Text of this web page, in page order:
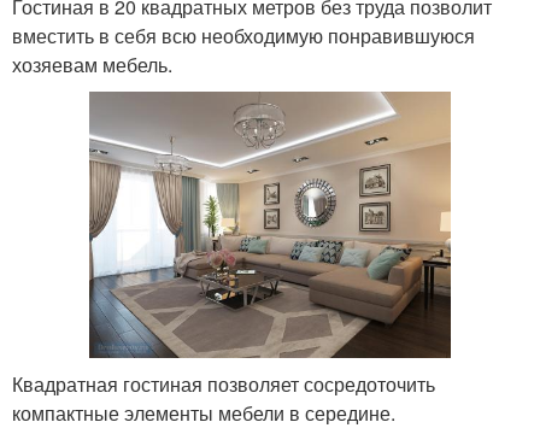
Гостиная в 20 квадратных метров без труда позволит
вместить в себя всю необходимую понравившуюся
хозяевам мебель.
Квадратная гостиная позволяет сосредоточить
компактные элементы мебели в середине.